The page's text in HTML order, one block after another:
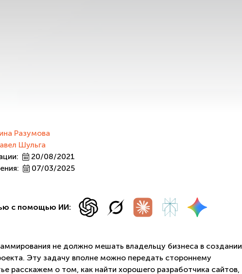
Разумова
Шульга
20/08/2021
07/03/2025
с помощью ИИ:
не должно мешать владельцу бизнеса в создании
Эту задачу вполне можно передать стороннему
расскажем о том, как найти хорошего разработчика сайтов,